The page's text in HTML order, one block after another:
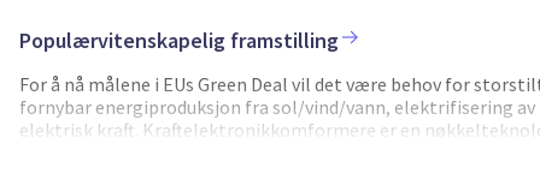
Populærvitenskapelig framstilling
For å nå målene i EUs Green Deal vil det være behov for
fornybar energiproduksjon fra sol/vind/vann, elektrifisering
elektrisk kraft. Kraftelektronikkomformere er en